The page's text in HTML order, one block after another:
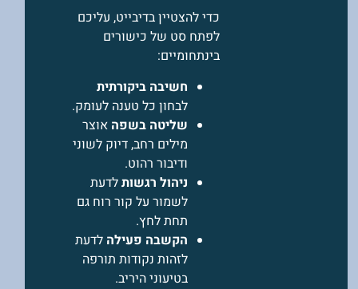
כדי להצטיין בדיבייט, עליכם
לפתח סט של כישורים
בינתחומיים:
חשיבה ביקורתית
לבחון כל טענה לעומק.
שליטה בשפה אוצר
מילים רחב, דיוק לשוני
ודיבור רהוט.
ניהול רגשותלדעת
לשמור על קור רוח גם
תחת לחץ.
הקשבה פעילה לדעת
לזהות נקודות תורפה
בטיעוני היריב.